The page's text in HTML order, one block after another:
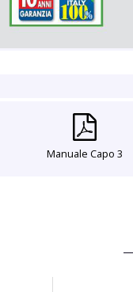
Manuale Capo 3